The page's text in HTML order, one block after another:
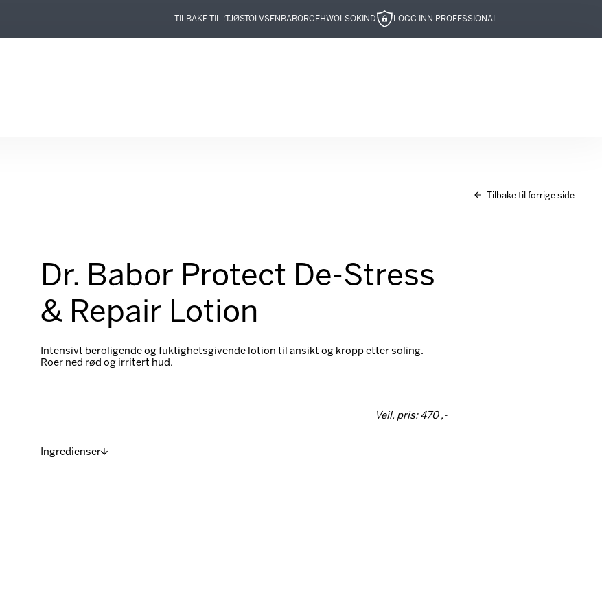
TILBAKE TIL : TJØSTOLVSEN BABORGEHWOL SOKIND LOGG INN PROFESSIONAL
Tilbake til forrige side
Dr. Babor Protect De-Stress
& Repair Lotion
Intensivt beroligende og fuktighetsgivende lotion til ansikt og kropp etter soling.
Roer ned rød og irritert hud.
Veil. pris: 470 ,-
Ingredienser